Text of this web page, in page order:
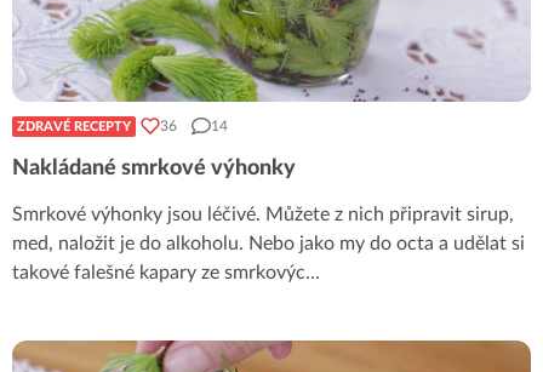
ZDRAVÉ RECEPTY 36 14
Nakládané smrkové výhonky
Smrkové výhonky jsou léčivé. Můžete z nich připravit sirup,
med, naložit je do alkoholu. Nebo jako my do octa a udělat si
takové falešné kapary ze smrkovýc...